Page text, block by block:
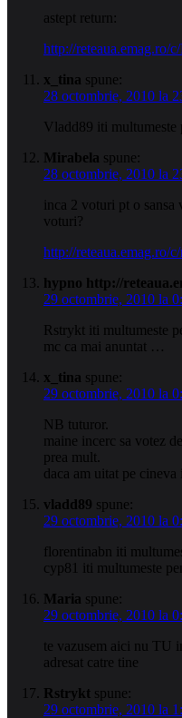
astept return:
http://reteaua.emag.ro/
x_tina spune:
28 octombrie, 2010 la
Vladd89 iti multumeste
Mirabela spune:
28 octombrie, 2010 la
inca 2 voturi pt o sansa
voturi?
http://reteaua.emag.ro/
hypno http://
29 octombrie, 2010 la
Rstrykt iti multumeste
mc ca mai anuntat …
x_tina spune:
29 octombrie, 2010 la
NB tuturor.
maine incerc sa votez
prea mult.
daca am uitat pe cineva
vladd89 spune:
29 octombrie, 2010 la
florentinabn iti
cyp81 iti multumeste
Maria spune:
29 octombrie, 2010 la
te vazusem aici nu TU
adresat catre tine
Rstrykt spune:
29 octombrie, 2010 la